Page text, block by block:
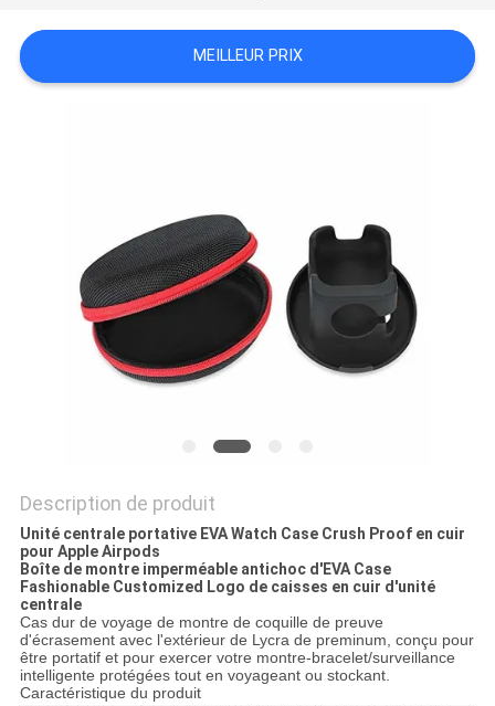
MEILLEUR PRIX
Description de produit
Unité centrale portative EVA Watch Case Crush Proof en cuir
pour Apple Airpods
Boîte de montre imperméable antichoc d'EVA Case
Fashionable Customized Logo de caisses en cuir d'unité
centrale
Cas dur de voyage de montre de coquille de preuve
d'écrasement avec l'extérieur de Lycra de preminum, conçu pour
être portatif et pour exercer votre montre-bracelet/surveillance
intelligente protégées tout en voyageant ou stockant.
Caractéristique du produit